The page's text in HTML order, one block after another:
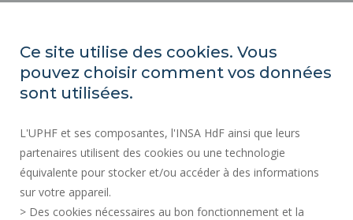
MARCHÉS PUBLICS
PLAN DU SITE
PLAN DES CAMPUS
MENTIONS LÉGALES
CONTACTS
DONNÉES PERSONNELLES
Ce site utilise des cookies. Vous
pouvez choisir comment vos données
sont utilisées.
L'UPHF et ses composantes, l'INSA HdF ainsi que leurs
partenaires utilisent des cookies ou une technologie
équivalente pour stocker et/ou accéder à des informations
sur votre appareil.
> Des cookies nécessaires au bon fonctionnement et la